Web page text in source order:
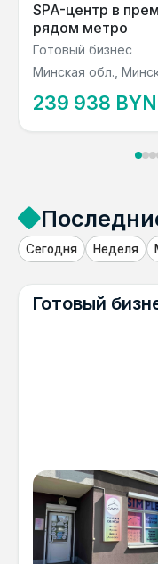
SPA-центр в
рядом метро
Готовый бизнес
Минская обл.,
239 938 BYN
Сегодня Неделя
Готовый